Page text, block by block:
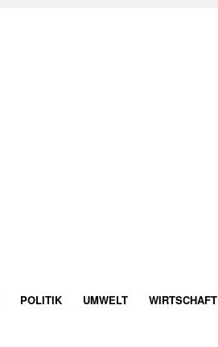
POLITIK UMWELT WIRTSCHAFT